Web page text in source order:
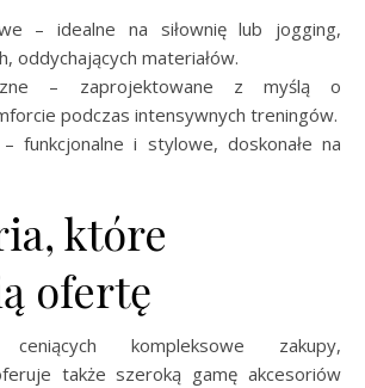
– idealne na siłownię lub jogging,
oddychających materiałów.
– zaprojektowane z myślą o
podczas intensywnych treningów.
funkcjonalne i stylowe, doskonałe na
które
ofertę
kompleksowe zakupy,
także szeroką gamę akcesoriów